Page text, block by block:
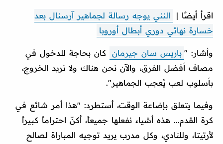
اقرأ أيضًا |
النني يوجه رسالة لجماهير آرسنال بعد
خسارة نهائي دوري أبطال أوروبا
وأشار: " باريس سان جيرمان
كان بحاجة للدخول في
مصاف أفضل الفرق، والآن نحن هناك ولا نريد الخروج،
بأسلوب لعب يُعجب الجماهير".
وفيما يتعلق بإضاعة الوقت، أستطرد: "هذا أمر شائع في
كرة القدم... هذه أشياء نفعلها جميعاً، أكنّ احتراماً كبيراً
لأرتيتا، وللنادي، وكل مدرب يريد توجيه المباراة لصالح